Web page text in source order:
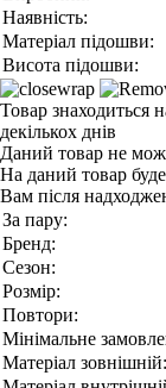
Наявність:
Матеріал підошви:
Висота підошви:
Товар знаходиться
декількох днів
Даний товар не
На даний товар
Вам після
За пару:
Бренд:
Сезон:
Розмір:
Повтори:
Мінімальне
Матеріал зовнішній: